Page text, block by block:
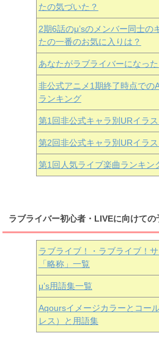
たの気づいた？
2期6話のμ’sのメンバー同士の
たの一番のお気に入りは？
あなたがラブライバーになっ
非公式アニメ1期終了時点での
ランキング
第1回非公式キャラ別URイラ
第2回非公式キャラ別URイラ
第1回人気ライブ楽曲ランキン
ラブライバー初心者・LIVEに向けての
ラブライブ！・ラブライブ！
「略称」一覧
μ’s用語集一覧
Aqoursイメージカラーとコー
レス）と用語集